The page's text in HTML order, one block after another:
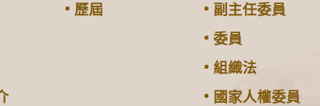
歷屆
副主任委員
委員
組織法
國家人權委員